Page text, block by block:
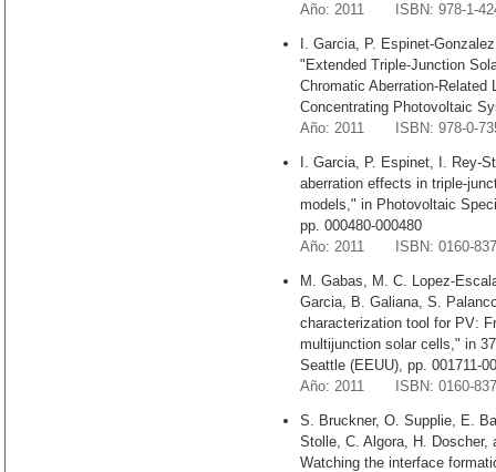
Año: 2011 ISBN: 978-1-
I. Garcia, P. Espinet-
"Extended Triple-Junction
Chromatic Aberration-
Concentrating Photovoltaic
Año: 2011 ISBN: 978-0-
I. Garcia, P. Espinet, I. Rey-
aberration effects in triple-
models," in Photovoltaic
pp. 000480-000480
Año: 2011 ISBN: 0160-
M. Gabas, M. C. Lopez-
Garcia, B. Galiana, S.
characterization tool for PV:
multijunction solar cells," in
Seattle (EEUU), pp. 001711-
Año: 2011 ISBN: 0160-
S. Bruckner, O. Supplie, E.
Stolle, C. Algora, H. Doscher,
Watching the interface